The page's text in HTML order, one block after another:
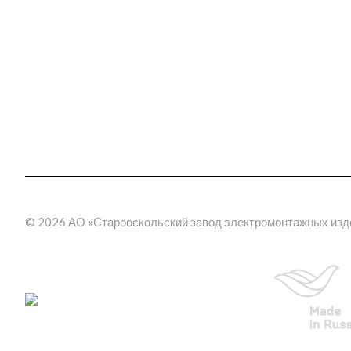
Кабельные муфты
© 2026 АО «Старооскольский завод электромонтажных